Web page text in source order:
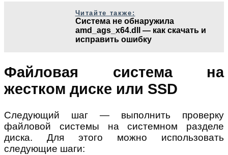
Читайте также:
Система не обнаружила
amd_ags_x64.dll — как скачать и
исправить ошибку
Файловая система на
жестком диске или SSD
Следующий шаг — выполнить проверку
файловой системы на системном разделе
диска. Для этого можно использовать
следующие шаги: